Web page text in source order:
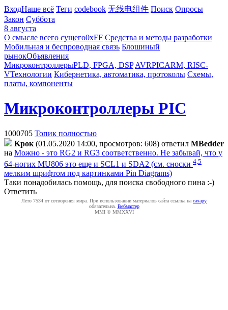
ВходНаше всё Теги codebook 无线电组件 Поиск Опросы
Закон Суббота
8 августа
О смысле всего сущего0xFF Средства и методы разработки
Мобильная и беспроводная связь Блошиный
рынокОбъявления
МикроконтроллерыPLD, FPGA, DSP AVRPICARM, RISC-
VТехнологии Кибернетика, автоматика, протоколы Схемы,
платы, компоненты
Микроконтроллеры PIC
1000705 Топик полностью
Kpoк (01.05.2020 14:00, просмотров: 608) ответил MBedder
на Можно - это RG2 и RG3 соответственно. Не забывай, что у
64-ногих MU806 это еще и SCL1 и SDA2 (см. сноски 4,5
мелким шрифтом под картинками Pin Diagrams)
Таки понадобилась помощь, для поиска свободного пина :-)
Ответить
Лето 7534 от сотворения мира. При использовании материалов сайта ссылка на caxapу
обязательна. Вебмастер
MMI © MMXXVI